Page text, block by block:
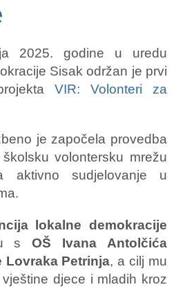
2025. godine u uredu
Sisak održan je prvi
VIR: Volonteri za
je započela provedba
volontersku mrežu
aktivno sudjelovanje u
lokalne demokracije
sOŠ Ivana Antolčića
Lovraka Petrinja, a cilj mu
djece i mladih kroz